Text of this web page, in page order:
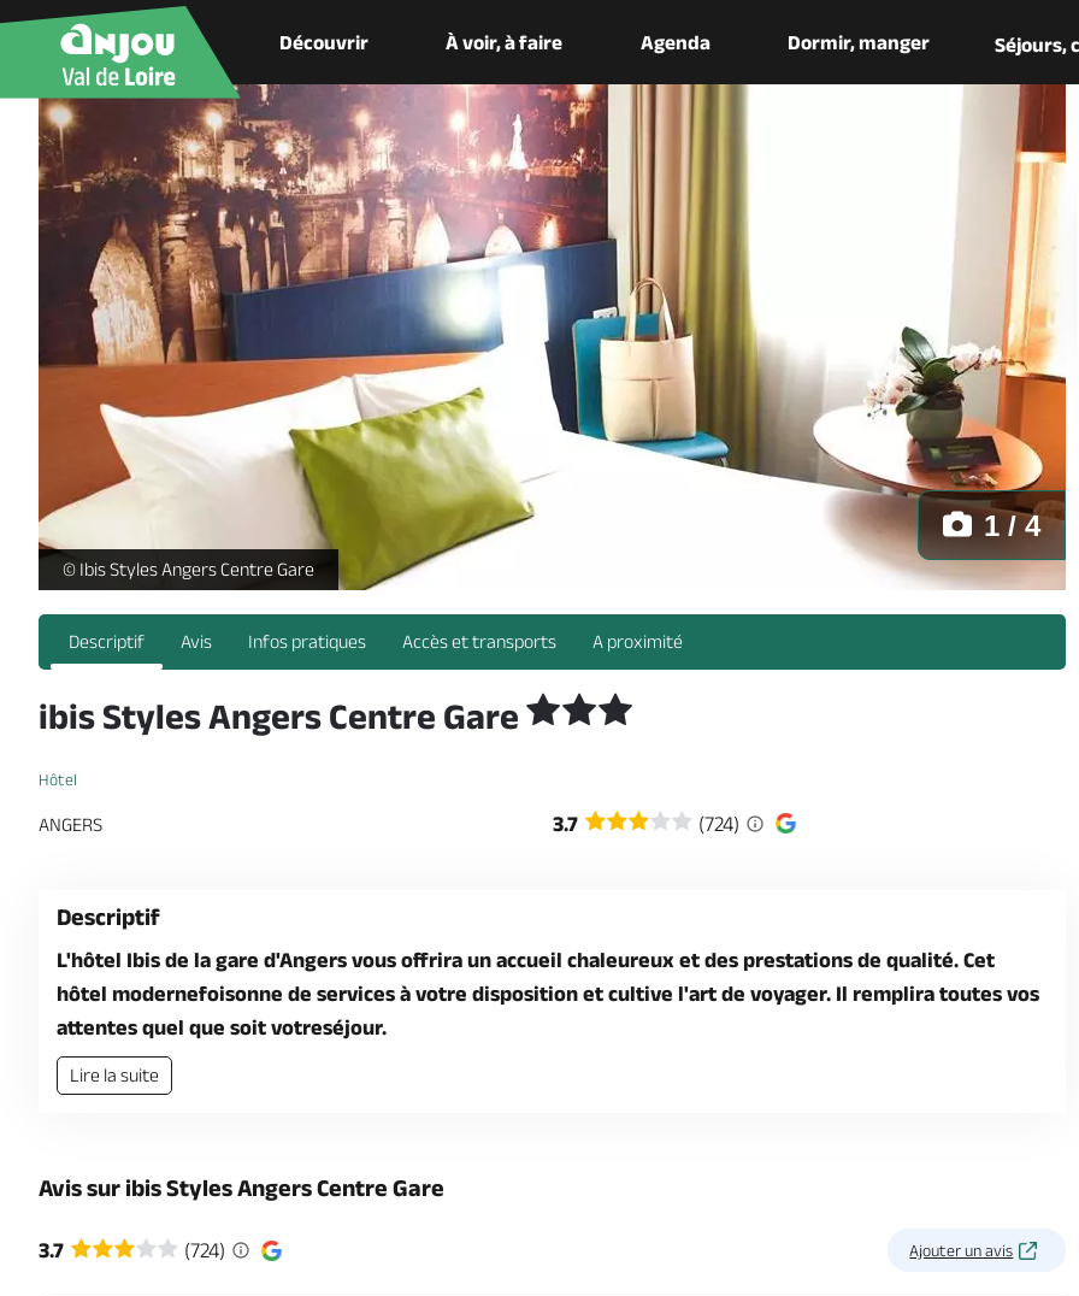
Découvrir À voir, à faire Agenda Dormir, manger Séjours,
Ibis Styles Angers Centre Gare_1 -
© Ibis Styles Angers Centre Gare
1 / 4
Descriptif Avis Infos pratiques Accès et transports A proximité
ibis Styles Angers Centre Gare
Hôtel
ANGERS 3.7 (724)
Descriptif
L'hôtel Ibis de la gare d'Angers vous offrira un accueil chaleureux et des prestations de qualité. Cet
hôtel modernefoisonne de services à votre disposition et cultive l'art de voyager. Il remplira toutes vos
attentes quel que soit votreséjour.
Lire la suite
Avis sur ibis Styles Angers Centre Gare
3.7 (724) Ajouter un avis